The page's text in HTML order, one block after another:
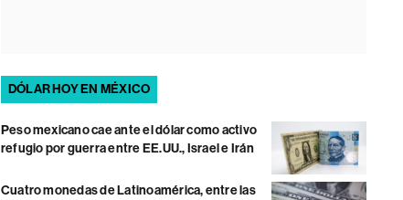
DÓLAR HOY EN MÉXICO
Peso mexicano cae ante el dólar como activo
refugio por guerra entre EE.UU., Israel e Irán
Cuatro monedas de Latinoamérica, entre las